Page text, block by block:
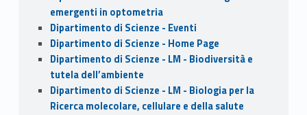
emergenti in optometria
Dipartimento di Scienze - Eventi
Dipartimento di Scienze - Home Page
Dipartimento di Scienze - LM - Biodiversità e
tutela dell’ambiente
Dipartimento di Scienze - LM - Biologia per la
Ricerca molecolare, cellulare e della salute